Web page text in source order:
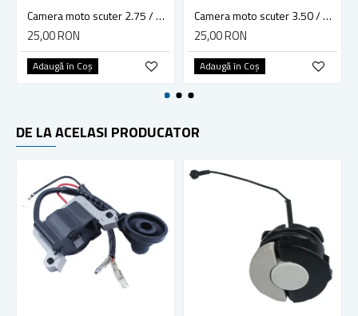
Camera moto scuter 2.75 / 3.00 - 8 Vee Rubber TR4
25,00 RON
Adaugă în Coş
Camera moto scuter 3.50 / 4.00 - 8 Vee Rubber TR4
25,00 RON
Adaugă în Coş
DE LA ACELASI PRODUCATOR